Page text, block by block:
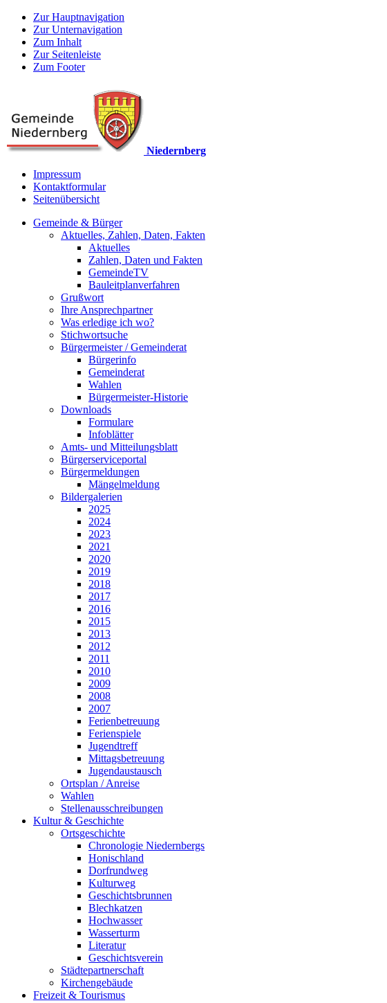
Zur Hauptnavigation
Zur Unternavigation
Zum Inhalt
Zur Seitenleiste
Zum Footer
Niedernberg
Impressum
Kontaktformular
Seitenübersicht
Gemeinde & Bürger
Aktuelles, Zahlen, Daten, Fakten
Aktuelles
Zahlen, Daten und Fakten
GemeindeTV
Bauleitplanverfahren
Grußwort
Ihre Ansprechpartner
Was erledige ich wo?
Stichwortsuche
Bürgermeister / Gemeinderat
Bürgerinfo
Gemeinderat
Wahlen
Bürgermeister-Historie
Downloads
Formulare
Infoblätter
Amts- und Mitteilungsblatt
Bürgerserviceportal
Bürgermeldungen
Mängelmeldung
Bildergalerien
2025
2024
2023
2021
2020
2019
2018
2017
2016
2015
2013
2012
2011
2010
2009
2008
2007
Ferienbetreuung
Ferienspiele
Jugendtreff
Mittagsbetreuung
Jugendaustausch
Ortsplan / Anreise
Wahlen
Stellenausschreibungen
Kultur & Geschichte
Ortsgeschichte
Chronologie Niedernbergs
Honischland
Dorfrundweg
Kulturweg
Geschichtsbrunnen
Blechkatzen
Hochwasser
Wasserturm
Literatur
Geschichtsverein
Städtepartnerschaft
Kirchengebäude
Freizeit & Tourismus